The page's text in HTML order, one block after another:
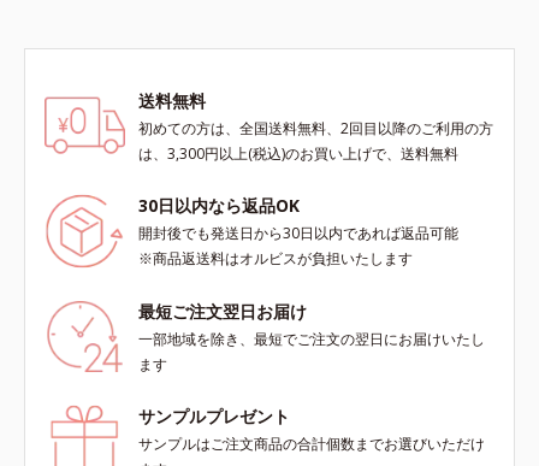
よる透明感のある肌
送料無料
初めての方は、全国送料無料、2回目以降のご利用の方
は、3,300円以上(税込)のお買い上げで、送料無料
30日以内なら返品OK
開封後でも発送日から30日以内であれば返品可能
※商品返送料はオルビスが負担いたします
最短ご注文翌日お届け
一部地域を除き、最短でご注文の翌日にお届けいたし
ます
サンプルプレゼント
サンプルはご注文商品の合計個数までお選びいただけ